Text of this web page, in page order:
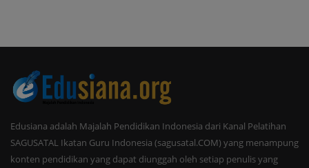
Edusiana adalah Majalah Pendidikan Indonesia dari Kanal Pelatihan
SAGUSATAL Ikatan Guru Indonesia (sagusatal.COM) yang menampung
konten pendidikan yang dapat diunggah oleh setiap penulis yang